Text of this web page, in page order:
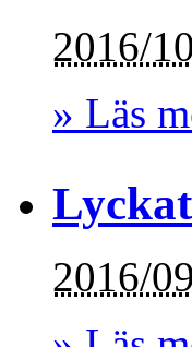
2016/
» Läs
2016/